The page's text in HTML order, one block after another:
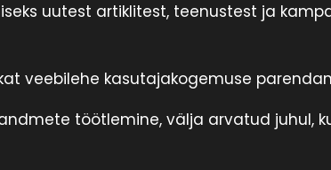
uutest artiklitest, teenustest ja
veebilehe kasutajakogemuse
töötlemine, välja arvatud juhul,